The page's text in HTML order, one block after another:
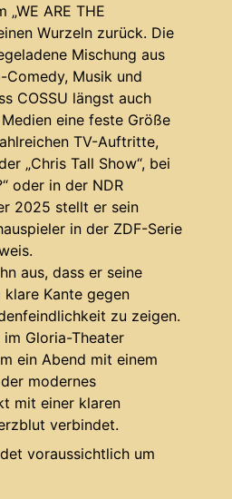
ARE THE
Wurzeln zurück. Die
Mischung aus
Musik und
COSSU längst auch
eine feste Größe
TV-Auftritte,
„Chris Tall Show“, bei
oder in der NDR
2025 stellt er sein
in der ZDF-Serie
aus, dass er seine
Kante gegen
zu zeigen.
Gloria-Theater
ein Abend mit einem
modernes
mit einer klaren
verbindet.
voraussichtlich um